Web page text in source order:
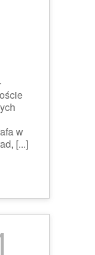
w
[...]